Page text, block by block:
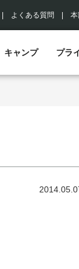
よくある質問
キャンプ プラ